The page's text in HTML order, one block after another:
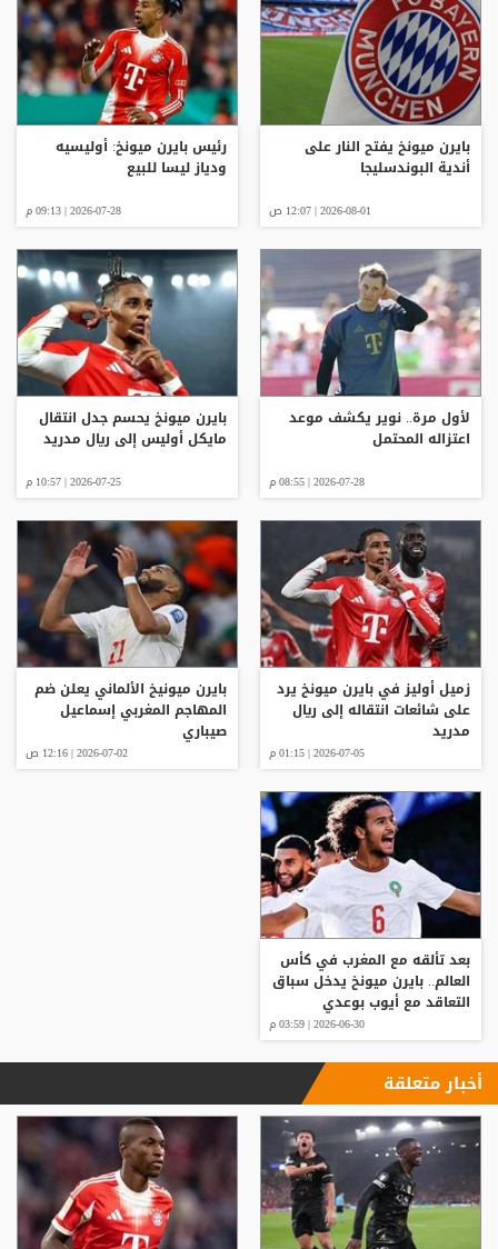
بايرن ميونخ يفتح النار على
أندية البوندسليجا
2026-08-01 | 12:07 ص
رئيس بايرن ميونخ: أوليسيه
ودياز ليسا للبيع
2026-07-28 | 09:13 م
لأول مرة.. نوير يكشف موعد
اعتزاله المحتمل
2026-07-28 | 08:55 م
بايرن ميونخ يحسم جدل انتقال
مايكل أوليس إلى ريال مدريد
2026-07-25 | 10:57 م
زميل أوليز في بايرن ميونخ يرد
على شائعات انتقاله إلى ريال
مدريد
2026-07-05 | 01:15 م
بايرن ميونيخ الألماني يعلن ضم
المهاجم المغربي إسماعيل
صيباري
2026-07-02 | 12:16 ص
بعد تألقه مع المغرب في كأس
العالم.. بايرن ميونخ يدخل سباق
التعاقد مع أيوب بوعدي
2026-06-30 | 03:59 م
أخبار متعلقة